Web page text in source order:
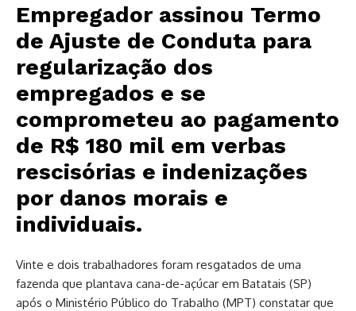
Empregador assinou Termo
de Ajuste de Conduta para
regularização dos
empregados e se
comprometeu ao pagamento
de R$ 180 mil em verbas
rescisórias e indenizações
por danos morais e
individuais.
Vinte e dois trabalhadores foram resgatados de uma
fazenda que plantava cana-de-açúcar em Batatais (SP)
após o Ministério Público do Trabalho (MPT) constatar que